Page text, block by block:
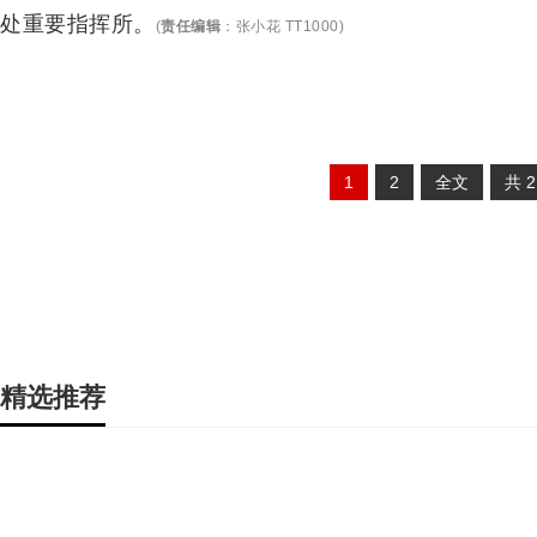
处重要指挥所。
(责任编辑 ： 张小花 TT1000)
1 2 全文 共 2
精选推荐